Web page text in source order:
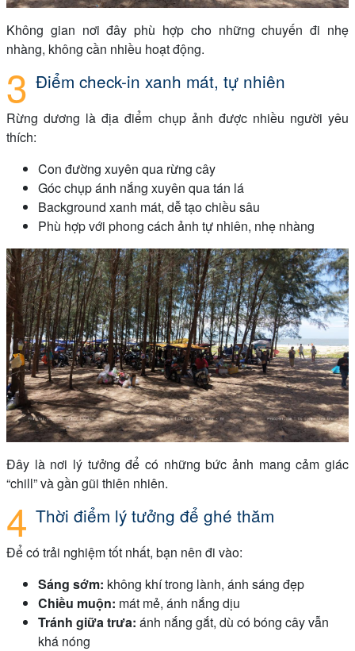
Không gian nơi đây phù hợp cho những chuyến đi nhẹ
nhàng, không cần nhiều hoạt động.
Điểm check-in xanh mát, tự nhiên
Rừng dương là địa điểm chụp ảnh được nhiều người yêu
thích:
Con đường xuyên qua rừng cây
Góc chụp ánh nắng xuyên qua tán lá
Background xanh mát, dễ tạo chiều sâu
Phù hợp với phong cách ảnh tự nhiên, nhẹ nhàng
Đây là nơi lý tưởng để có những bức ảnh mang cảm giác
“chill” và gần gũi thiên nhiên.
Thời điểm lý tưởng để ghé thăm
Để có trải nghiệm tốt nhất, bạn nên đi vào:
Sáng sớm: không khí trong lành, ánh sáng đẹp
Chiều muộn: mát mẻ, ánh nắng dịu
Tránh giữa trưa: ánh nắng gắt, dù có bóng cây vẫn
khá nóng